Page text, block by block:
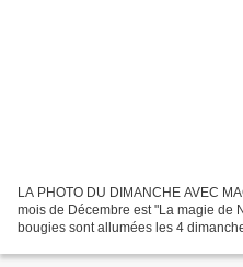
LA PHOTO DU DIMANCHE AVEC
mois de Décembre est "La magie de
bougies sont allumées les 4